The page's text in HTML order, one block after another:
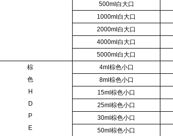
500ml白大口
1000ml白大口
2000ml白大口
4000ml白大口
5000ml白大口
棕
色
H
D
P
E
4ml棕色小口
8ml棕色小口
15ml棕色小口
25ml棕色小口
30ml棕色小口
50ml棕色小口